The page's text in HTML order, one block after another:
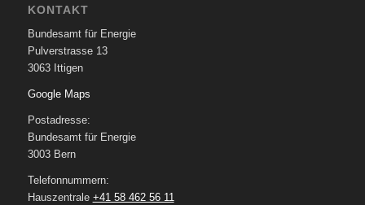
KONTAKT
Bundesamt für Energie
Pulverstrasse 13
3063 Ittigen
Google Maps
Postadresse:
Bundesamt für Energie
3003 Bern
Telefonnummern:
Hauszentrale +41 58 462 56 11